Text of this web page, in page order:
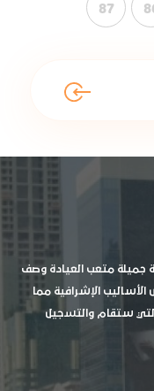
87
جميلة متعب العيادة وصف
الأساليب الإشرافية مما
ستقام والتسجيل